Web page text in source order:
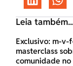
Leia
Exclusivo: m-v-
masterclass
comunidade